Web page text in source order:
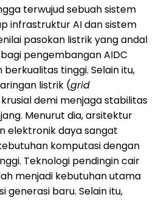
terwujud sebuah sistem
infrastruktur AI dan sistem
pasokan listrik yang andal
pengembangan AIDC
tinggi. Selain itu,
listrik (grid
krusial demi menjaga stabilitas
Menurut dia, arsitektur
elektronik daya sangat
komputasi dengan
Teknologi pendingin cair
menjadi kebutuhan utama
generasi baru. Selain itu,